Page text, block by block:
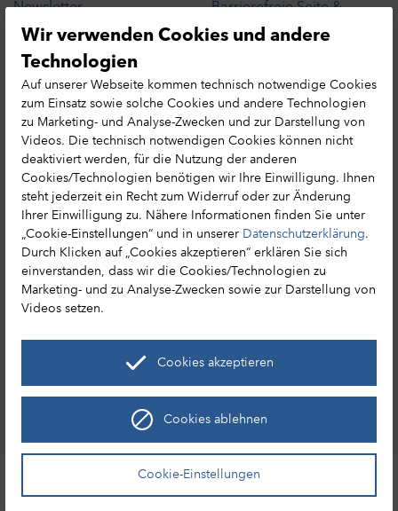
Newsletter
Presse
Leichte Sprache
Erlebnisse in Hessen
Reisemagazin bestellen
Barrierefreie Seite &
Barriere melden
Hessen MICE Net
Tourismusnetzwerk
HA Hessen Agentur GmbH
Hessen Tourismus
Mainzer Str. 118
info@hessen-tourismus.de
Entdecke Hessen
Leaflet|©OpenStreetMap
Datenschutzhinweis
Wir verwenden Cookies und andere
Technologien
Auf unserer Webseite kommen technisch notwendige Cookies
zum Einsatz sowie solche Cookies und andere Technologien
zu Marketing- und Analyse-Zwecken und zur Darstellung von
Videos. Die technisch notwendigen Cookies können nicht
deaktiviert werden, für die Nutzung der anderen
Cookies/Technologien benötigen wir Ihre Einwilligung. Ihnen
steht jederzeit ein Recht zum Widerruf oder zur Änderung
Ihrer Einwilligung zu. Nähere Informationen finden Sie unter
„Cookie-Einstellungen“ und in unserer Datenschutzerklärung.
Durch Klicken auf „Cookies akzeptieren“ erklären Sie sich
einverstanden, dass wir die Cookies/Technologien zu
Marketing- und zu Analyse-Zwecken sowie zur Darstellung von
Videos setzen.
Cookies akzeptieren
Cookies ablehnen
Cookie-Einstellungen